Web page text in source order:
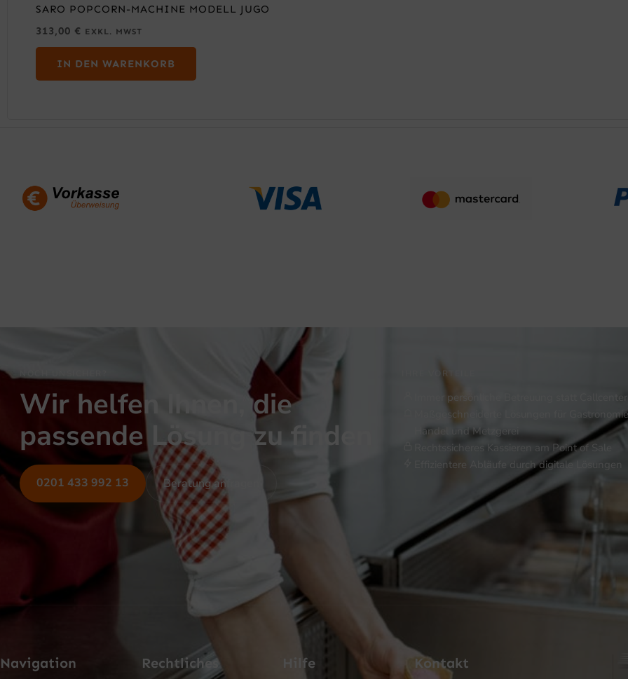
SARO POPCORN-MACHINE MODELL JUGO
313,00 € EXKL. MWST
IN DEN WARENKORB
Wir helfen Ihnen, die
passende Lösung zu finden
0201 433 992 13 Beratung anfragen
IHRE VORTEILE
Immer persönliche Betreuung statt Callcenter
Maßgeschneiderte Lösungen für
Handel und Metzgerei
Rechtssicheres Kassieren am Point of Sale
Effizientere Abläufe durch digitale Lösungen
Navigation Rechtliches Hilfe Kontakt